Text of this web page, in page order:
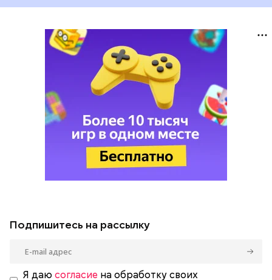
Подпишитесь на рассылку
Я даю согласие на обработку своих